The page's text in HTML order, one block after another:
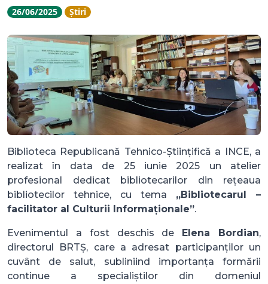
26/06/2025 Știri
Biblioteca Republicană Tehnico-Științifică a INCE, a
realizat în data de 25 iunie 2025 un atelier
profesional dedicat bibliotecarilor din rețeaua
bibliotecilor tehnice, cu tema „Bibliotecarul –
facilitator al Culturii Informaționale”.
Evenimentul a fost deschis de Elena Bordian,
directorul BRTȘ, care a adresat participanților un
cuvânt de salut, subliniind importanța formării
continue a specialiștilor din domeniul